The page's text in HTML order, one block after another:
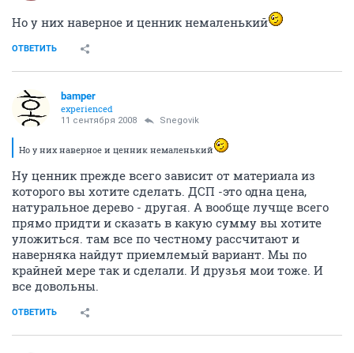
Но у них наверное и ценник немаленький
ОТВЕТИТЬ
bamper
experienced
11 сентября 2008 Snegovik
Но у них наверное и ценник немаленький
Ну ценник прежде всего зависит от материала из
которого вы хотите сделать. ДСП -это одна цена,
натуральное дерево - другая. А вообще лучще всего
прямо придти и сказать в какую сумму вы хотите
уложиться. там все по честному рассчитают и
наверняка найдут приемлемый вариант. Мы по
крайней мере так и сделали. И друзья мои тоже. И
все довольны.
ОТВЕТИТЬ